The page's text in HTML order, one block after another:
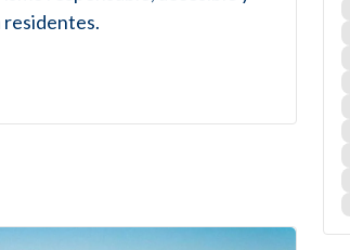
residentes.